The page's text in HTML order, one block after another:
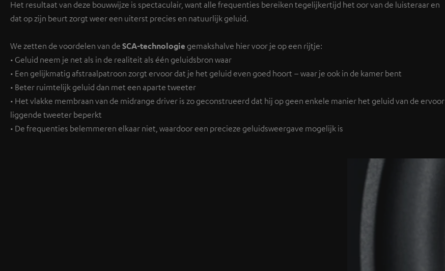
Het resultaat van deze bouwwijze is spectaculair, want alle frequenties bereiken tegelijkertijd het oor van de luisteraar en
dat op zijn beurt zorgt weer een uiterst precies en natuurlijk geluid.
We zetten de voordelen van de SCA-technologie gemakshalve hier voor je op een rijtje:
• Geluid neem je net als in de realiteit als één geluidsbron waar
• Een gelijkmatig afstraalpatroon zorgt ervoor dat je het geluid even goed hoort – waar je ook in de kamer bent
• Beter ruimtelijk geluid dan met een aparte tweeter
• Het vlakke membraan van de midrange driver is zo geconstrueerd dat hij op geen enkele manier het geluid van de ervoor
liggende tweeter beperkt
• De frequenties belemmeren elkaar niet, waardoor een precieze geluidsweergave mogelijk is